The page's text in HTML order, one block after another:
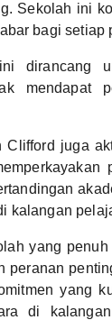
Sekolah ini
bagi setiap
dirancang
mendapat
Clifford juga
kalangan
yang
peranan
yang
di